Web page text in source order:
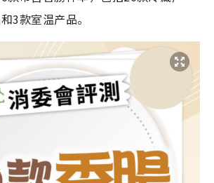
3款室温产品。